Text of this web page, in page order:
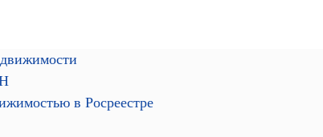
в Росреестре